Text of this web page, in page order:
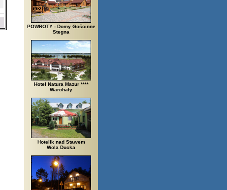
POWROTY - Domy Gościnne
Stegna
Hotel Natura Mazur ****
Warchały
Hotelik nad Stawem
Wola Ducka